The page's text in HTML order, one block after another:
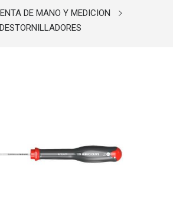
DE MANO Y MEDICION
DESTORNILLADORES